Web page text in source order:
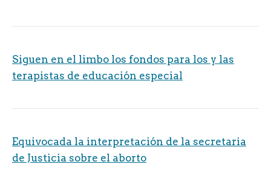
Siguen en el limbo los fondos para los y las
terapistas de educación especial
Equivocada la interpretación de la secretaria
de Justicia sobre el aborto